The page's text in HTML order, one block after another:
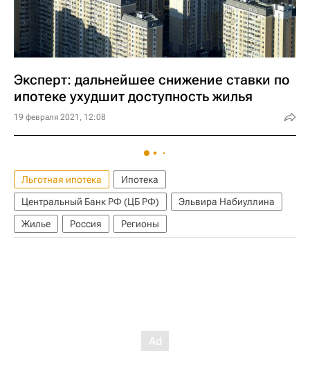
Эксперт: дальнейшее снижение ставки по
ипотеке ухудшит доступность жилья
19 февраля 2021, 12:08
Льготная ипотека
Ипотека
Центральный Банк РФ (ЦБ РФ)
Эльвира Набиуллина
Жилье
Россия Регионы